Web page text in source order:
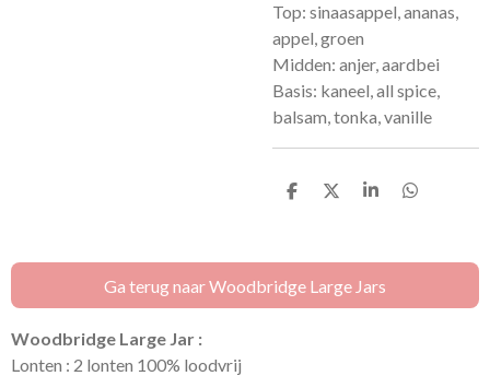
Top: sinaasappel, ananas,
appel, groen
Midden: anjer, aardbei
Basis: kaneel, all spice,
balsam, tonka, vanille
D
n
D
S
e
D
n
Ga terug naar Woodbridge Large Jars
Woodbridge Large Jar :
Lonten : 2 lonten 100% loodvrij